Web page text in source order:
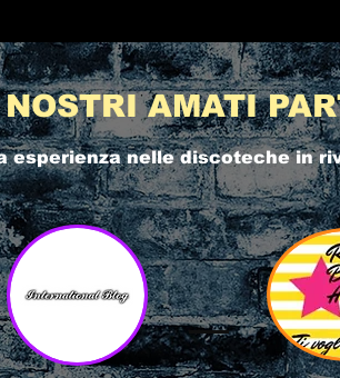
AMATI
esperienza nellediscoteche in